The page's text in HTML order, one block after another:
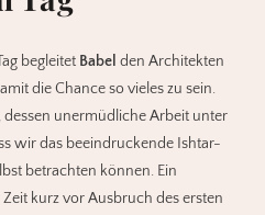
begleitet Babel den Architekten
die Chance so vieles zu sein.
dessen unermüdliche Arbeit unter
wir das beeindruckende Ishtar-
betrachten können. Ein
kurz vor Ausbruch des ersten